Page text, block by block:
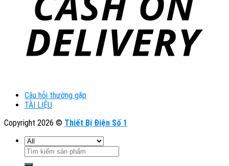
Câu hỏi thường gặp
TÀI LIỆU
Copyright 2026 © Thiết Bị Điện Số 1
Search
for: